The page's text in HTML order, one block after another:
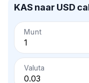
KAS naar USD
Munt
Valuta